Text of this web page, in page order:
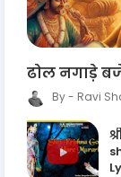
ढोल नगाड़े
Ravi